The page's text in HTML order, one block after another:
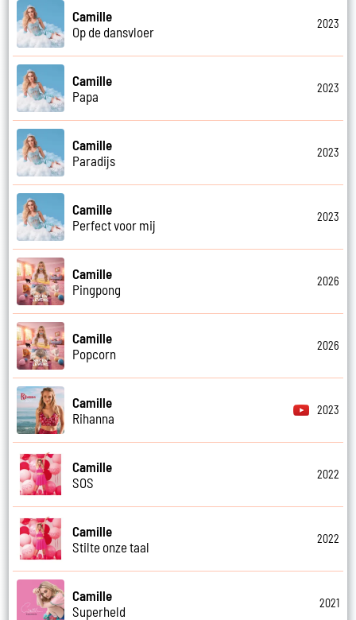
Camille
Op de dansvloer
2023
Camille
Papa
2023
Camille
Paradijs
2023
Camille
Perfect voor mij
2023
Camille
Pingpong
2026
Camille
Popcorn
2026
Camille
Rihanna
2023
Camille
SOS
2022
Camille
Stilte onze taal
2022
Camille
Superheld
2021